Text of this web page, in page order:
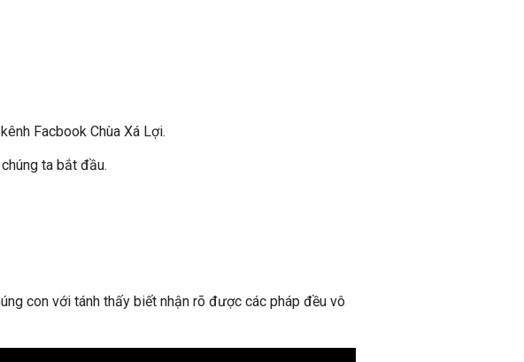
Facbook Chùa Xá Lợi.
ta bắt đầu.
con với tánh thấy biết nhận rõ được các pháp đều vô